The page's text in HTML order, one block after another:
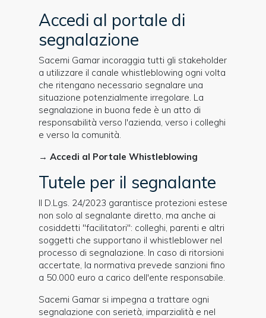
Accedi al portale di
segnalazione
Sacemi Gamar incoraggia tutti gli stakeholder
a utilizzare il canale whistleblowing ogni volta
che ritengano necessario segnalare una
situazione potenzialmente irregolare. La
segnalazione in buona fede è un atto di
responsabilità verso l'azienda, verso i colleghi
e verso la comunità.
→ Accedi al Portale Whistleblowing
Tutele per il segnalante
Il D.Lgs. 24/2023 garantisce protezioni estese
non solo al segnalante diretto, ma anche ai
cosiddetti "facilitatori": colleghi, parenti e altri
soggetti che supportano il whistleblower nel
processo di segnalazione. In caso di ritorsioni
accertate, la normativa prevede sanzioni fino
a 50.000 euro a carico dell'ente responsabile.
Sacemi Gamar si impegna a trattare ogni
segnalazione con serietà, imparzialità e nel